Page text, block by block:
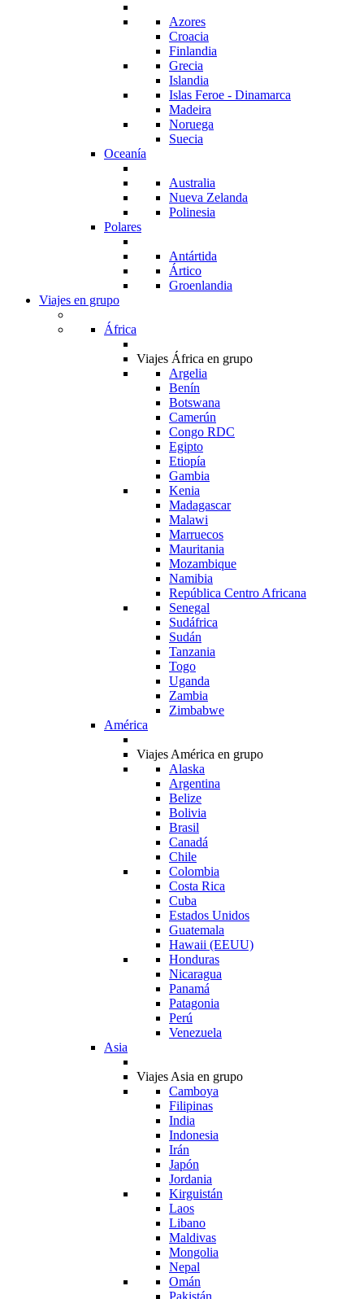
Azores
Croacia
Finlandia
Grecia
Islandia
Islas Feroe - Dinamarca
Madeira
Noruega
Suecia
Oceanía
Australia
Nueva Zelanda
Polinesia
Polares
Antártida
Ártico
Groenlandia
Viajes en grupo
África
Viajes África en grupo
Argelia
Benín
Botswana
Camerún
Congo RDC
Egipto
Etiopía
Gambia
Kenia
Madagascar
Malawi
Marruecos
Mauritania
Mozambique
Namibia
República Centro Africana
Senegal
Sudáfrica
Sudán
Tanzania
Togo
Uganda
Zambia
Zimbabwe
América
Viajes América en grupo
Alaska
Argentina
Belize
Bolivia
Brasil
Canadá
Chile
Colombia
Costa Rica
Cuba
Estados Unidos
Guatemala
Hawaii (EEUU)
Honduras
Nicaragua
Panamá
Patagonia
Perú
Venezuela
Asia
Viajes Asia en grupo
Camboya
Filipinas
India
Indonesia
Irán
Japón
Jordania
Kirguistán
Laos
Libano
Maldivas
Mongolia
Nepal
Omán
Pakistán